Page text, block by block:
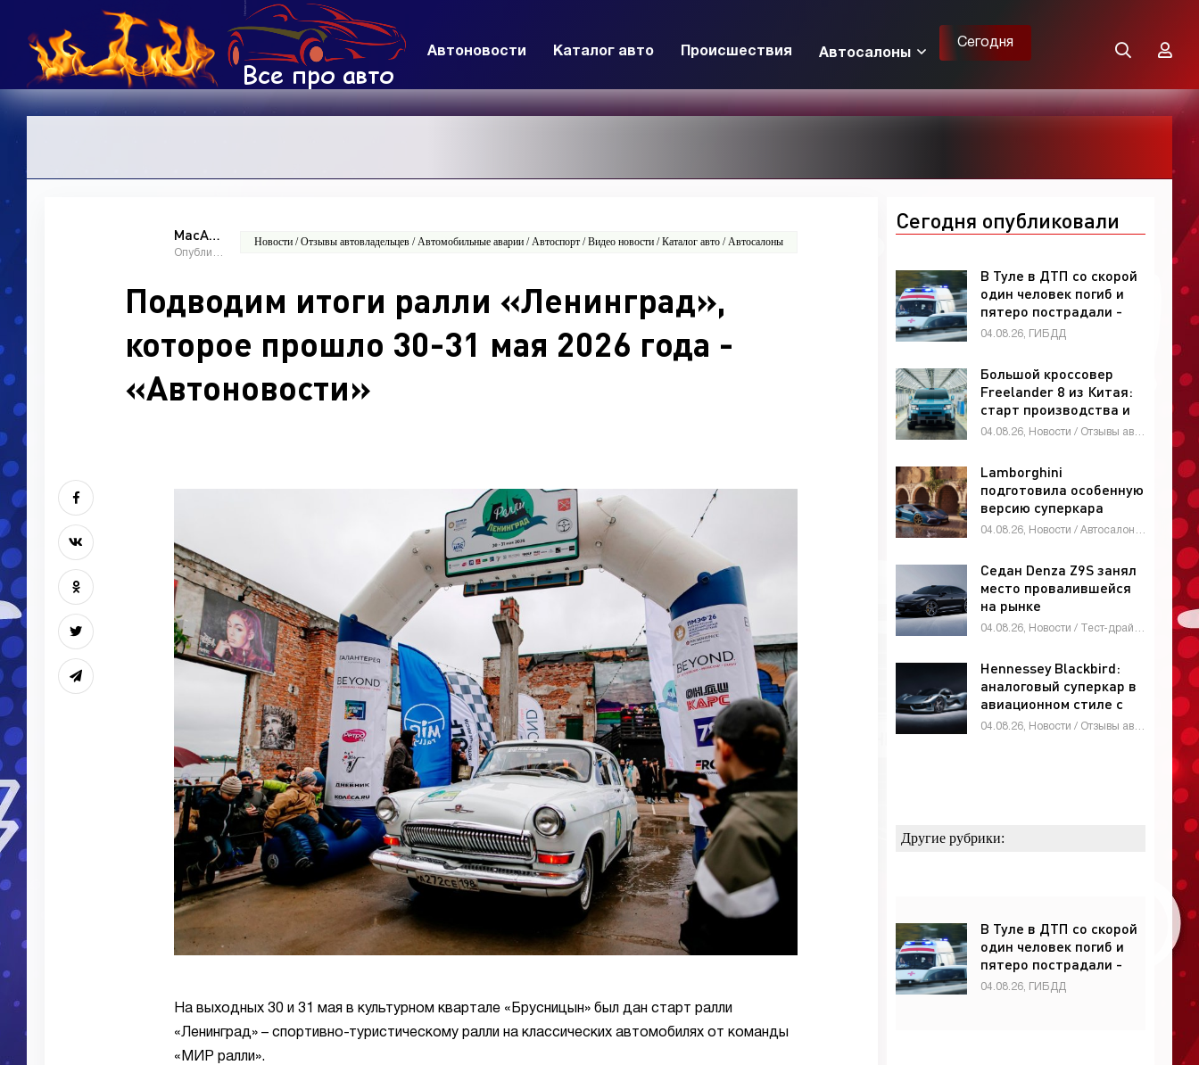
Автоновости Каталог авто Происшествия Автосалоны
Сегодня
Новости / Отзывы автовладельцев / Автомобильные аварии / Автоспорт / Видео новости / Каталог авто / Автосалоны
Подводим итоги ралли «Ленинград»,
которое прошло 30-31 мая 2026 года -
«Автоновости»
На выходных 30 и 31 мая в культурном квартале «Брусницын» был дан старт ралли
«Ленинград» – спортивно-туристическому ралли на классических автомобилях от команды
«МИР ралли».
Сегодня опубликовали
В Туле в ДТП со скорой
один человек погиб и
пятеро пострадали -
«ГИБДД»
04.08.26, ГИБДД
Большой кроссовер
Freelander 8 из Китая:
старт производства и
глобальные амбиции -
Lamborghini
подготовила особенную
версию суперкара
Revuelto -
Седан Denza Z9S занял
место провалившейся
на рынке
четырехдверки Denza
Hennessey Blackbird:
аналоговый суперкар в
авиационном стиле с
атмосферным V8 и МКП
Другие рубрики:
В Туле в ДТП со скорой
один человек погиб и
пятеро пострадали -
«ГИБДД»
04.08.26, ГИБДД